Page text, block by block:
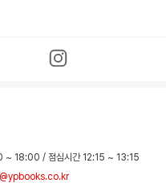
~ 18:00 / 점심시간 12:15 ~ 13:15